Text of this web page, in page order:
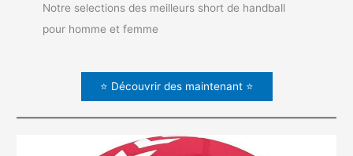
Notre selections des meilleurs short de handball
pour homme et femme
⭐ Découvrir des maintenant ⭐